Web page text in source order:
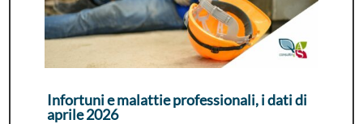
Infortuni e malattie professionali, i dati di
aprile 2026